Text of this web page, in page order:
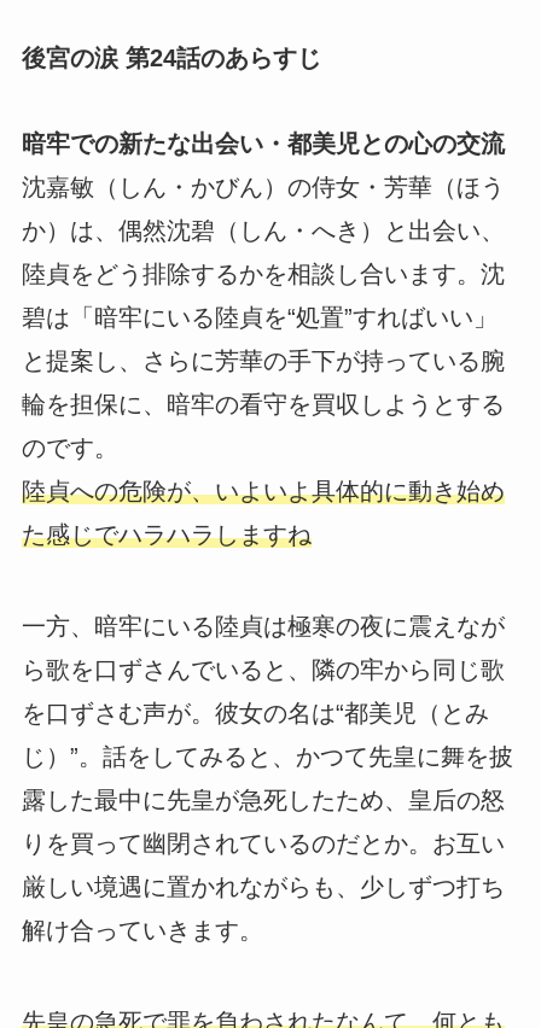
後宮の涙 第24話のあらすじ
暗牢での新たな出会い・都美児との心の交流
沈嘉敏（しん・かびん）の侍女・芳華（ほう
か）は、偶然沈碧（しん・へき）と出会い、
陸貞をどう排除するかを相談し合います。沈
碧は「暗牢にいる陸貞を“処置”すればいい」
と提案し、さらに芳華の手下が持っている腕
輪を担保に、暗牢の看守を買収しようとする
のです。
陸貞への危険が、いよいよ具体的に動き始め
た感じでハラハラしますね
一方、暗牢にいる陸貞は極寒の夜に震えなが
ら歌を口ずさんでいると、隣の牢から同じ歌
を口ずさむ声が。彼女の名は“都美児（とみ
じ）”。話をしてみると、かつて先皇に舞を披
露した最中に先皇が急死したため、皇后の怒
りを買って幽閉されているのだとか。お互い
厳しい境遇に置かれながらも、少しずつ打ち
解け合っていきます。
先皇の急死で罪を負わされたなんて、何とも